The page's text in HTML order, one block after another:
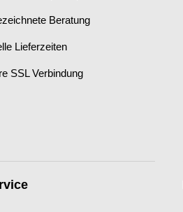
Beratung
Lieferzeiten
SSL Verbindung